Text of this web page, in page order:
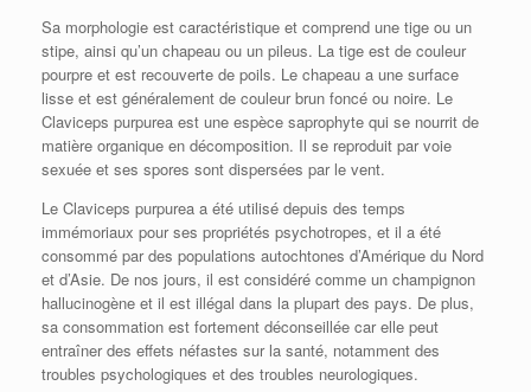
Sa morphologie est caractéristique et comprend une tige ou un
stipe, ainsi qu’un chapeau ou un pileus. La tige est de couleur
pourpre et est recouverte de poils. Le chapeau a une surface
lisse et est généralement de couleur brun foncé ou noire. Le
Claviceps purpurea est une espèce saprophyte qui se nourrit de
matière organique en décomposition. Il se reproduit par voie
sexuée et ses spores sont dispersées par le vent.
Le Claviceps purpurea a été utilisé depuis des temps
immémoriaux pour ses propriétés psychotropes, et il a été
consommé par des populations autochtones d’Amérique du Nord
et d’Asie. De nos jours, il est considéré comme un champignon
hallucinogène et il est illégal dans la plupart des pays. De plus,
sa consommation est fortement déconseillée car elle peut
entraîner des effets néfastes sur la santé, notamment des
troubles psychologiques et des troubles neurologiques.